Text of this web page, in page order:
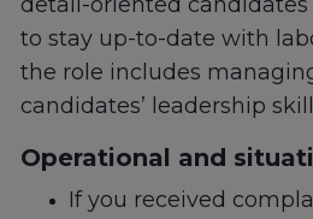
to stay up-to-date with
the role includes
candidates’ leadership
Operational and
If you received